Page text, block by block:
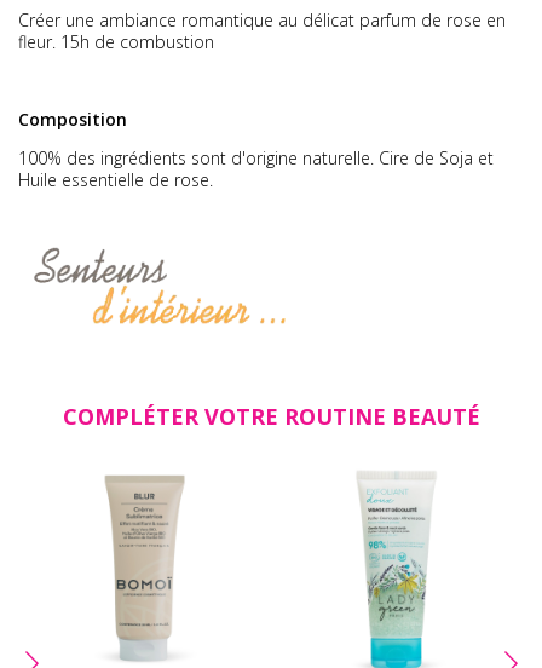
Créer une ambiance romantique au délicat parfum de rose en
fleur. 15h de combustion
Composition
100% des ingrédients sont d'origine naturelle. Cire de Soja et
Huile essentielle de rose.
COMPLÉTER VOTRE ROUTINE BEAUTÉ